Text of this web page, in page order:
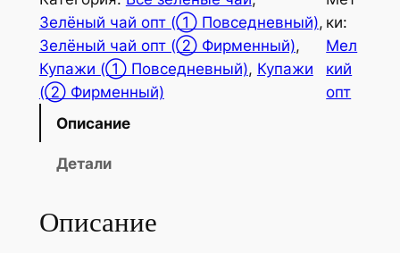
₽
–
1
0
₽
–
,
Зелёный чай опт (① Повседневный) ,
Зелёный чай опт (② Фирменный)
Купажи (① Повседневный), Купажи
(② Фирменный)
ки:
Мел
кий
опт
Описание
Детали
Описание